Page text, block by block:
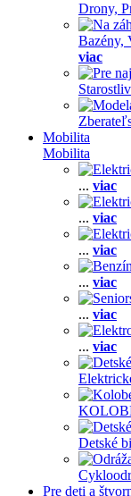
Drony,
Bazény,
viac
Mobilita
Mobilita
... viac
... viac
... viac
... viac
... viac
... viac
Detské
Pre deti a